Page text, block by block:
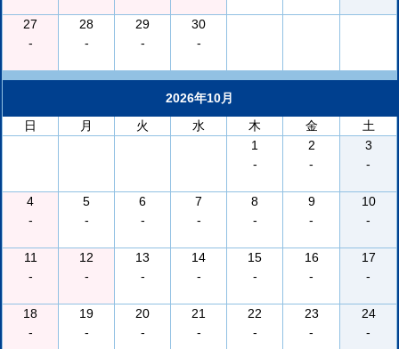
27
-
28
-
29
-
30
-
2026年10月
日
月 火 水 木 金
土
1
-
2
-
3
-
4
-
5
-
6
-
7
-
8
-
9
-
10
-
11
-
12
-
13
-
14
-
15
-
16
-
17
-
18
-
19
-
20
-
21
-
22
-
23
-
24
-